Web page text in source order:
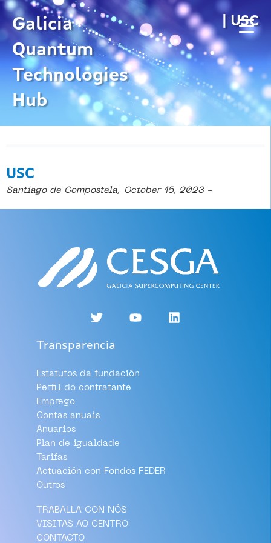
Skip
content
Galicia
Quantum
Technologies
Hub
| USC
USC
Santiago de Compostela, October 16, 2023 -
Transparencia
Estatutos da fundación
Perfil do contratante
Emprego
Contas anuais
Anuarios
Plan de igualdade
Tarifas
Actuación con Fondos FEDER
Outros
TRABALLA CON NÓS
VISITAS AO CENTRO
CONTACTO